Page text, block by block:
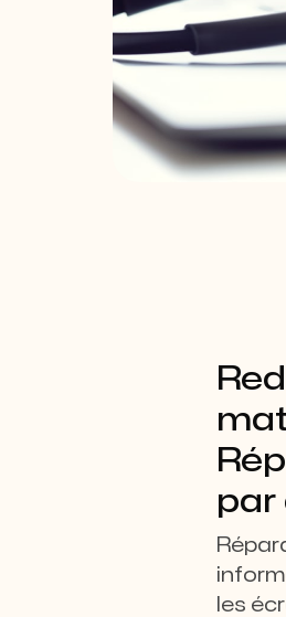
par
les